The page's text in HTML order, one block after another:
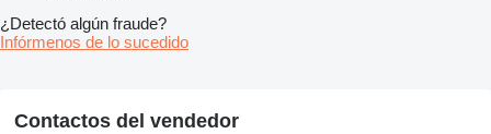
¿Detectó algún fraude?
Infórmenos de lo sucedido
Contactos del vendedor